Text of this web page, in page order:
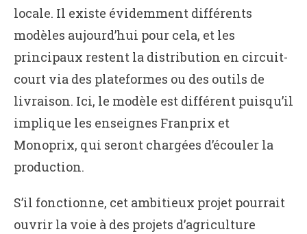
locale. Il existe évidemment différents
modèles aujourd’hui pour cela, et les
principaux restent la distribution en circuit-
court via des plateformes ou des outils de
livraison. Ici, le modèle est différent puisqu’il
implique les enseignes Franprix et
Monoprix, qui seront chargées d’écouler la
production.
S’il fonctionne, cet ambitieux projet pourrait
ouvrir la voie à des projets d’agriculture